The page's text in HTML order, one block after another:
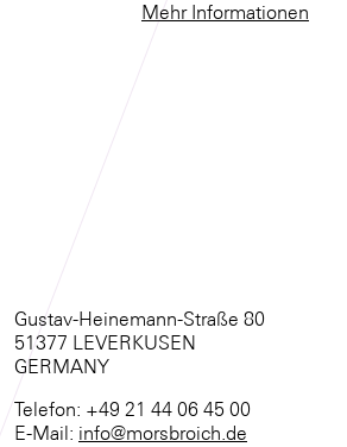
Mehr Informationen
Gustav-Heinemann-Straße 80
51377 LEVERKUSEN
GERMANY
Telefon: +49 21 44 06 45 00
E-Mail: info@morsbroich.de